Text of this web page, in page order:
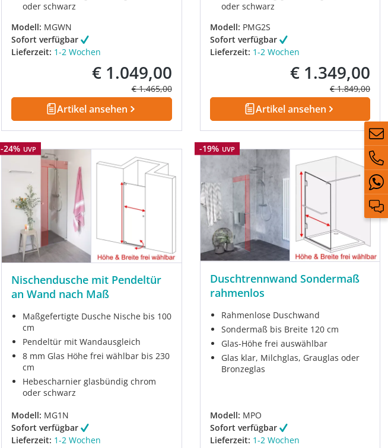
oder schwarz
Modell: MGWN
Sofort verfügbar
Lieferzeit: 1-2 Wochen
Verkaufspreis:
€ 1.049,00
Regulärer Preis:
€ 1.465,00
Artikel ansehen
oder schwarz
Modell: PMG2S
Sofort verfügbar
Lieferzeit: 1-2 Wochen
Verkaufspreis:
€ 1.349,00
Regulärer
€ 1.849,00
Artikel ansehen
Rabatt
-24% UVP
Nischendusche mit Pendeltür
an Wand nach Maß
Maßgefertigte Dusche Nische bis 100
cm
Pendeltür mit Wandausgleich
8 mm Glas Höhe frei wählbar bis 230
cm
Hebescharnier glasbündig chrom
oder schwarz
Modell: MG1N
Sofort verfügbar
Lieferzeit: 1-2 Wochen
Rabatt
-19% UVP
Duschtrennwand Sondermaß
rahmenlos
Rahmenlose Duschwand
Sondermaß bis Breite 120 cm
Glas-Höhe frei auswählbar
Glas klar, Milchglas, Grauglas oder
Bronzeglas
Modell: MPO
Sofort verfügbar
Lieferzeit: 1-2 Wochen